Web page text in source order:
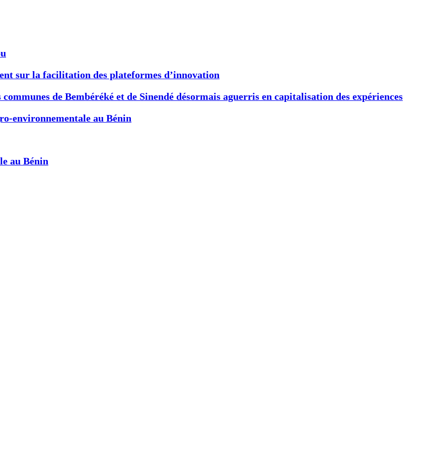
sur la facilitation des plateformes d’innovation
de Bembéréké et de Sinendé désormais aguerris en capitalisation des expériences
environnementale au Bénin
au Bénin